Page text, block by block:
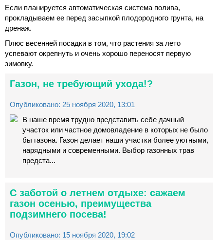
Если планируется автоматическая система полива,
прокладываем ее перед засыпкой плодородного грунта, на
дренаж.​
Плюс весенней посадки в том, что растения за лето
успевают окрепнуть и очень хорошо переносят первую
зимовку.
Газон, не требующий ухода!?
Опубликовано: 25 ноября 2020, 13:01
В наше время трудно представить себе дачный
участок или частное домовладение в которых не было
бы газона. Газон делает наши участки более уютными,
нарядными и современными. Выбор газонных трав
предста...
С заботой о летнем отдыхе: сажаем
газон осенью, преимущества
подзимнего посева!
Опубликовано: 15 ноября 2020, 19:02